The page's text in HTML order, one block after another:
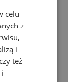
pracuje
bardziej. To
w
którą
bieżnik
a nawet
celu
z
i
też
i